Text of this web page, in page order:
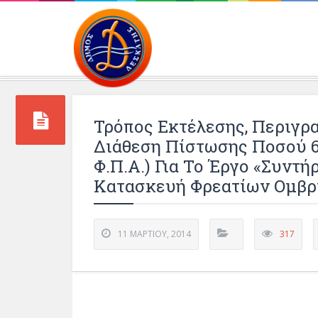
Τρόπος Εκτέλεσης,
Διάθεση Πίστωσης Ποσού
Φ.Π.Α.) Για Το Έργο
Κατασκευή Φρεατίων
11 ΜΑΡΤΊΟΥ, 2014 317